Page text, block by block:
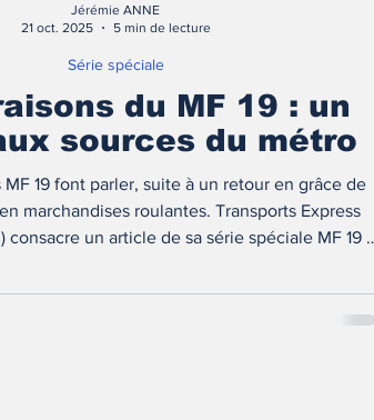
du MF 19 : un
sources du métro
MF 19 font parler, suite à un retour en grâce de
marchandises roulantes. Transports Express
consacre un article de sa série spéciale MF 19 à
du MF 19 !
Série spéciale
Jérémie ANNE
21 oct. 2025
5 min de lecture